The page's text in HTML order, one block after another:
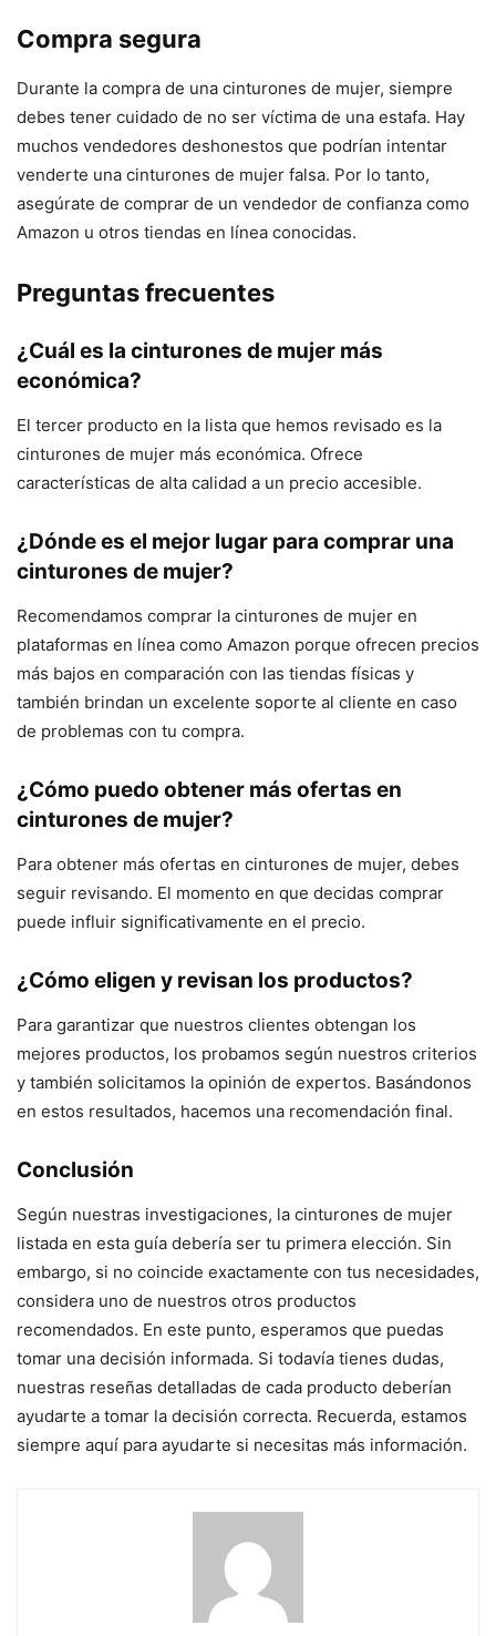
Compra segura
Durante la compra de una cinturones de mujer, siempre
debes tener cuidado de no ser víctima de una estafa. Hay
muchos vendedores deshonestos que podrían intentar
venderte una cinturones de mujer falsa. Por lo tanto,
asegúrate de comprar de un vendedor de confianza como
Amazon u otros tiendas en línea conocidas.
Preguntas frecuentes
¿Cuál es la cinturones de mujer más
económica?
El tercer producto en la lista que hemos revisado es la
cinturones de mujer más económica. Ofrece
características de alta calidad a un precio accesible.
¿Dónde es el mejor lugar para comprar una
cinturones de mujer?
Recomendamos comprar la cinturones de mujer en
plataformas en línea como Amazon porque ofrecen precios
más bajos en comparación con las tiendas físicas y
también brindan un excelente soporte al cliente en caso
de problemas con tu compra.
¿Cómo puedo obtener más ofertas en
cinturones de mujer?
Para obtener más ofertas en cinturones de mujer, debes
seguir revisando. El momento en que decidas comprar
puede influir significativamente en el precio.
¿Cómo eligen y revisan los productos?
Para garantizar que nuestros clientes obtengan los
mejores productos, los probamos según nuestros criterios
y también solicitamos la opinión de expertos. Basándonos
en estos resultados, hacemos una recomendación final.
Conclusión
Según nuestras investigaciones, la cinturones de mujer
listada en esta guía debería ser tu primera elección. Sin
embargo, si no coincide exactamente con tus necesidades,
considera uno de nuestros otros productos
recomendados. En este punto, esperamos que puedas
tomar una decisión informada. Si todavía tienes dudas,
nuestras reseñas detalladas de cada producto deberían
ayudarte a tomar la decisión correcta. Recuerda, estamos
siempre aquí para ayudarte si necesitas más información.